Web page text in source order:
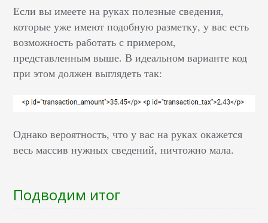
Если вы имеете на руках полезные сведения,
которые уже имеют подобную разметку, у вас есть
возможность работать с примером,
представленным выше. В идеальном варианте код
при этом должен выглядеть так:
Однако вероятность, что у вас на руках окажется
весь массив нужных сведений, ничтожно мала.
Подводим итог